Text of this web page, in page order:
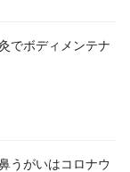
でボディメンテナ
うがいはコロナウ